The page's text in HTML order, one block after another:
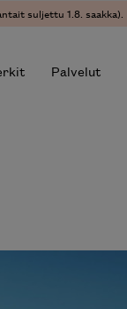
suljettu 1.8. saakka).
Palvelut